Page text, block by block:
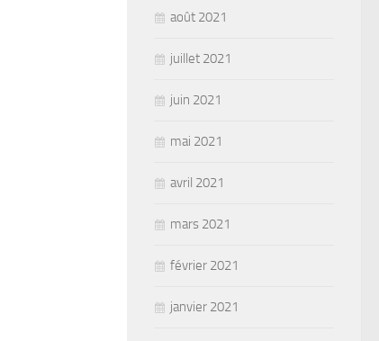
août 2021
juillet 2021
juin 2021
mai 2021
avril 2021
mars 2021
février 2021
janvier 2021